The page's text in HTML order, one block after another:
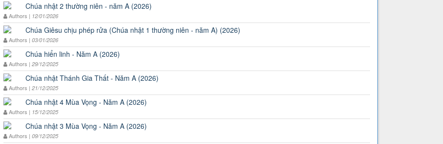
Chúa nhật 2 thường niên - năm A (2026)
Authors | 12/01/2026
Chúa Giêsu chịu phép rửa (Chúa nhật 1 thường niên - năm A) (2026)
Authors | 03/01/2026
Chúa hiển linh - Năm A (2026)
Authors | 29/12/2025
Chúa nhật Thánh Gia Thất - Năm A (2026)
Authors | 21/12/2025
Chúa nhật 4 Mùa Vọng - Năm A (2026)
Authors | 15/12/2025
Chúa nhật 3 Mùa Vọng - Năm A (2026)
Authors | 09/12/2025